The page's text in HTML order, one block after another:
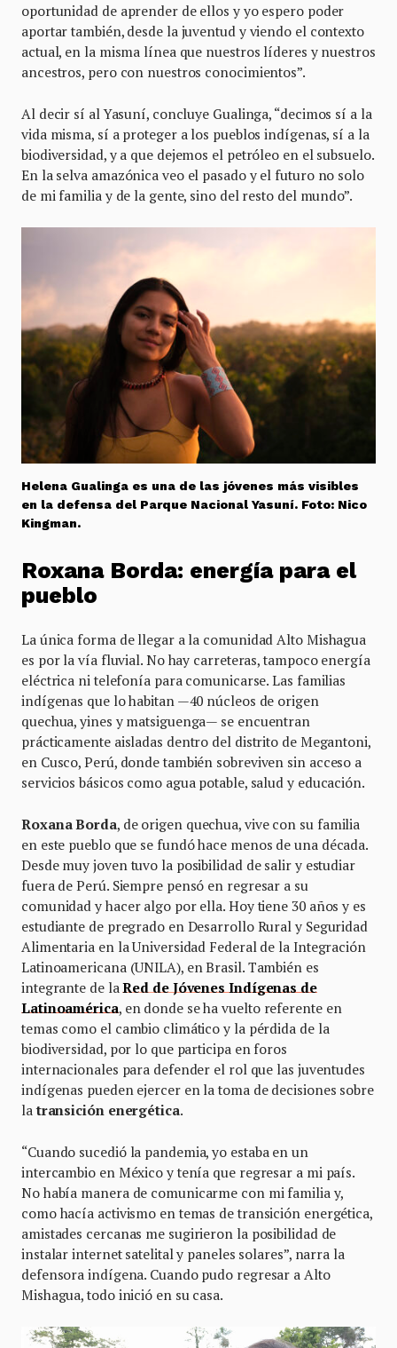
oportunidad de aprender de ellos y yo espero poder
aportar también, desde la juventud y viendo el contexto
actual, en la misma línea que nuestros líderes y nuestros
ancestros, pero con nuestros conocimientos”.
Al decir sí al Yasuní, concluye Gualinga, “decimos sí a la
vida misma, sí a proteger a los pueblos indígenas, sí a la
biodiversidad, y a que dejemos el petróleo en el subsuelo.
En la selva amazónica veo el pasado y el futuro no solo
de mi familia y de la gente, sino del resto del mundo”.
Helena Gualinga es una de las jóvenes más visibles
en la defensa del Parque Nacional Yasuní. Foto: Nico
Kingman.
Roxana Borda: energía para el
pueblo
La única forma de llegar a la comunidad Alto Mishagua
es por la vía fluvial. No hay carreteras, tampoco energía
eléctrica ni telefonía para comunicarse. Las familias
indígenas que lo habitan —40 núcleos de origen
quechua, yines y matsiguenga— se encuentran
prácticamente aisladas dentro del distrito de Megantoni,
en Cusco, Perú, donde también sobreviven sin acceso a
servicios básicos como agua potable, salud y educación.
Roxana Borda, de origen quechua, vive con su familia
en este pueblo que se fundó hace menos de una década.
Desde muy joven tuvo la posibilidad de salir y estudiar
fuera de Perú. Siempre pensó en regresar a su
comunidad y hacer algo por ella. Hoy tiene 30 años y es
estudiante de pregrado en Desarrollo Rural y Seguridad
Alimentaria en la Universidad Federal de la Integración
Latinoamericana (UNILA), en Brasil. También es
integrante de laRed de Jóvenes Indígenas de
Latinoamérica, en donde se ha vuelto referente en
temas como el cambio climático y la pérdida de la
biodiversidad, por lo que participa en foros
internacionales para defender el rol que las juventudes
indígenas pueden ejercer en la toma de decisiones sobre
latransición energética.
“Cuando sucedió la pandemia, yo estaba en un
intercambio en México y tenía que regresar a mi país.
No había manera de comunicarme con mi familia y,
como hacía activismo en temas de transición energética,
amistades cercanas me sugirieron la posibilidad de
instalar internet satelital y paneles solares”, narra la
defensora indígena. Cuando pudo regresar a Alto
Mishagua, todo inició en su casa.